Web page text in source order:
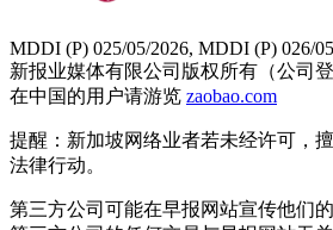
MDDI (P) 025/05/2026, MDDI (P) 026/
新报业媒体有限公司版权所有（公司登
在中国的用户请游览 zaobao.com
提醒：新加坡网络业者若未经许可，
法律行动。
第三方公司可能在早报网站宣传他们